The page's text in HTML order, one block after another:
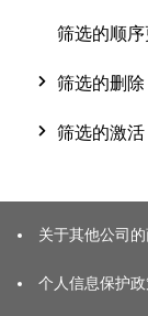
筛选的顺序
筛选的删除
筛选的激活
关于其他公司
个人信息保护